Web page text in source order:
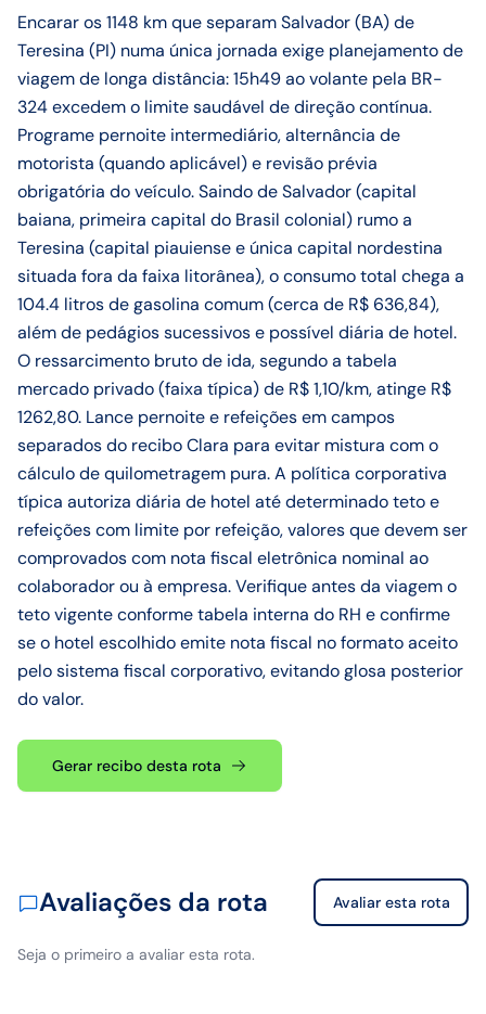
Encarar os 1148 km que separam Salvador (BA) de
Teresina (PI) numa única jornada exige planejamento de
viagem de longa distância: 15h49 ao volante pela BR-
324 excedem o limite saudável de direção contínua.
Programe pernoite intermediário, alternância de
motorista (quando aplicável) e revisão prévia
obrigatória do veículo. Saindo de Salvador (capital
baiana, primeira capital do Brasil colonial) rumo a
Teresina (capital piauiense e única capital nordestina
situada fora da faixa litorânea), o consumo total chega a
104.4 litros de gasolina comum (cerca de R$ 636,84),
além de pedágios sucessivos e possível diária de hotel.
O ressarcimento bruto de ida, segundo a tabela
mercado privado (faixa típica) de R$ 1,10/km, atinge R$
1262,80. Lance pernoite e refeições em campos
separados do recibo Clara para evitar mistura com o
cálculo de quilometragem pura. A política corporativa
típica autoriza diária de hotel até determinado teto e
refeições com limite por refeição, valores que devem ser
comprovados com nota fiscal eletrônica nominal ao
colaborador ou à empresa. Verifique antes da viagem o
teto vigente conforme tabela interna do RH e confirme
se o hotel escolhido emite nota fiscal no formato aceito
pelo sistema fiscal corporativo, evitando glosa posterior
do valor.
Gerar recibo desta rota
Avaliações da rota Avaliar esta rota
Seja o primeiro a avaliar esta rota.